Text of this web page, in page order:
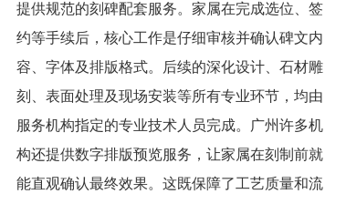
提供规范的刻碑配套服务。家属在完成选位、签
约等手续后，核心工作是仔细审核并确认碑文内
容、字体及排版格式。后续的深化设计、石材雕
刻、表面处理及现场安装等所有专业环节，均由
服务机构指定的专业技术人员完成。广州许多机
构还提供数字排版预览服务，让家属在刻制前就
能直观确认最终效果。这既保障了工艺质量和流